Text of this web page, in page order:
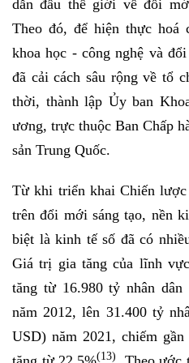
dẫn đầu thế giới về đổi
Theo đó, để hiện thực hoá
khoa học - công nghệ và
đã cải cách sâu rộng về tổ
thời, thành lập Ủy ban
ương, trực thuộc Ban Chấp
sản Trung Quốc.
Từ khi triển khai Chiến
trên đổi mới sáng tạo, nền
biệt là kinh tế số đã có
Giá trị gia tăng của lĩnh
tăng từ 16.980 tỷ nhân
năm 2012, lên 31.400 tỷ
USD) năm 2021, chiếm
(13)